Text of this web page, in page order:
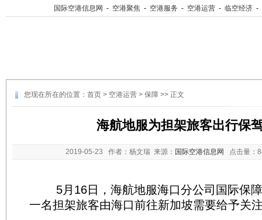
国际空港信息网 - 空港聚焦 - 空港服务 - 空港运营 - 临空经济 -
您现在所在的位置： 首页 > 空港运营 > 保障 >> 正文
海航地服为担架旅客出行保
2019-05-23 作者：杨文瑞 来源： 国际空港信息网 点击量：
5月16日，海航地服海口分公司国际保障
一名担架旅客由海口前往新加坡需要给予关